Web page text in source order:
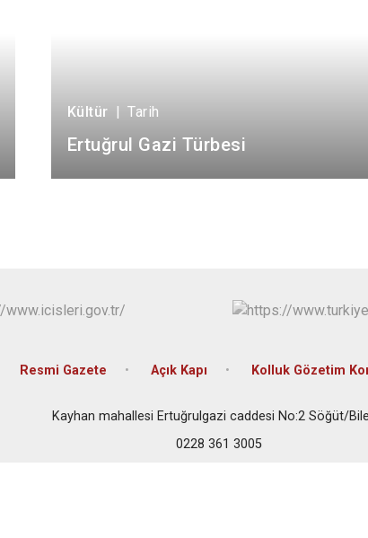
Kültür | Tarih
Ertuğrul Gazi Türbesi
Resmi Gazete Açık Kapı Kolluk Gözetim
Kayhan mahallesi Ertuğrulgazi caddesi No:2 Söğüt/
0228 361 3005